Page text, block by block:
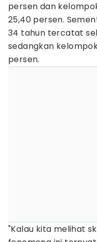
persen dan
25,40 persen.
34 tahun tercatat
sedangkan
persen.
"Kalau kita melihat